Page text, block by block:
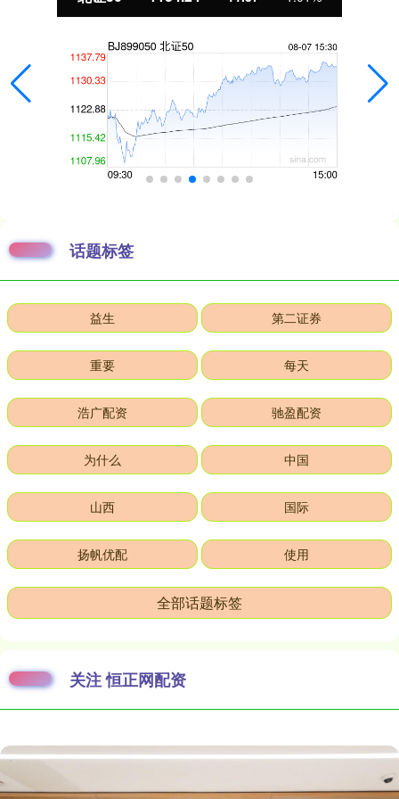
话题标签
益生 第二证券
重要 每天
浩广配资 驰盈配资
为什么 中国
山西 国际
扬帆优配 使用
全部话题标签
关注 恒正网配资